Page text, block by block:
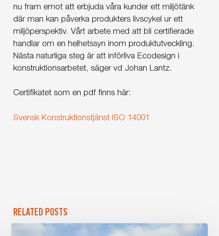
nu fram emot att erbjuda våra kunder ett miljötänk
där man kan påverka produkters livscykel ur ett
miljöperspektiv. Vårt arbete med att bli certifierade
handlar om en helhetssyn inom produktutveckling.
Nästa naturliga steg är att införliva Ecodesign i
konstruktionsarbetet, säger vd Johan Lantz.
Certifikatet som en pdf finns här:
Svensk Konstruktionstjänst ISO 14001
RELATED POSTS